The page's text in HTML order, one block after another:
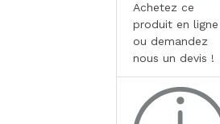
Achetez ce
produit en ligne
ou demandez
nous un devis !